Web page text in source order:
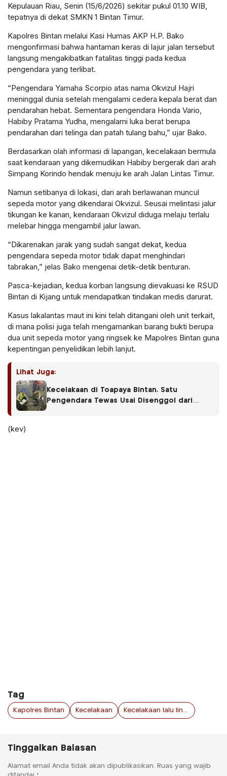
Kepulauan Riau, Senin (15/6/2026) sekitar pukul 01.10 WIB,
tepatnya di dekat SMKN 1 Bintan Timur.
Kapolres Bintan melalui Kasi Humas AKP H.P. Bako
mengonfirmasi bahwa hantaman keras di lajur jalan tersebut
langsung mengakibatkan fatalitas tinggi pada kedua
pengendara yang terlibat.
“Pengendara Yamaha Scorpio atas nama Okvizul Hajri
meninggal dunia setelah mengalami cedera kepala berat dan
pendarahan hebat. Sementara pengendara Honda Vario,
Habiby Pratama Yudha, mengalami luka berat berupa
pendarahan dari telinga dan patah tulang bahu,” ujar Bako.
Berdasarkan olah informasi di lapangan, kecelakaan bermula
saat kendaraan yang dikemudikan Habiby bergerak dari arah
Simpang Korindo hendak menuju ke arah Jalan Lintas Timur.
Namun setibanya di lokasi, dari arah berlawanan muncul
sepeda motor yang dikendarai Okvizul. Seusai melintasi jalur
tikungan ke kanan, kendaraan Okvizul diduga melaju terlalu
melebar hingga mengambil jalur lawan.
“Dikarenakan jarak yang sudah sangat dekat, kedua
pengendara sepeda motor tidak dapat menghindari
tabrakan,” jelas Bako mengenai detik-detik benturan.
Pasca-kejadian, kedua korban langsung dievakuasi ke RSUD
Bintan di Kijang untuk mendapatkan tindakan medis darurat.
Kasus lakalantas maut ini kini telah ditangani oleh unit terkait,
di mana polisi juga telah mengamankan barang bukti berupa
dua unit sepeda motor yang ringsek ke Mapolres Bintan guna
kepentingan penyelidikan lebih lanjut.
Lihat Juga:
Kecelakaan di Toapaya Bintan, Satu
Pengendara Tewas Usai Disenggol dari
(kev)
Tag
Kapolres Bintan Kecelakaan Kecelakaan lalu lintas
Tinggalkan Balasan
Alamat email Anda tidak akan dipublikasikan. Ruas yang wajib